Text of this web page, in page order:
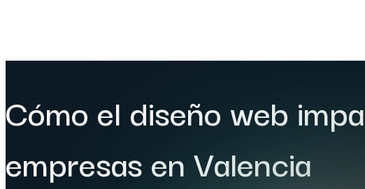
Cómo el diseño web
empresas en Valencia